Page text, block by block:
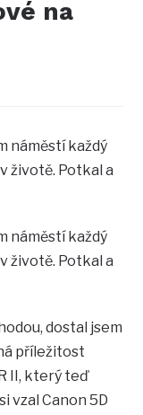
na
náměstí každý
životě. Potkal a
náměstí každý
životě. Potkal a
dostal jsem
příležitost
II, který teď
vzal Canon 5D